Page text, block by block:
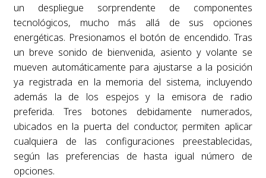
un despliegue sorprendente de componentes
tecnológicos, mucho más allá de sus opciones
energéticas. Presionamos el botón de encendido. Tras
un breve sonido de bienvenida, asiento y volante se
mueven automáticamente para ajustarse a la posición
ya registrada en la memoria del sistema, incluyendo
además la de los espejos y la emisora de radio
preferida. Tres botones debidamente numerados,
ubicados en la puerta del conductor, permiten aplicar
cualquiera de las configuraciones preestablecidas,
según las preferencias de hasta igual número de
opciones.